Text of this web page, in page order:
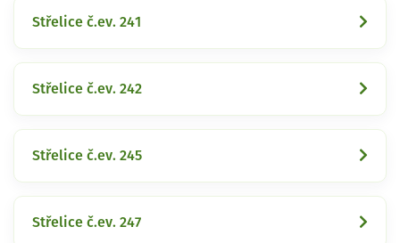
Střelice č.ev. 241
Střelice č.ev. 242
Střelice č.ev. 245
Střelice č.ev. 247